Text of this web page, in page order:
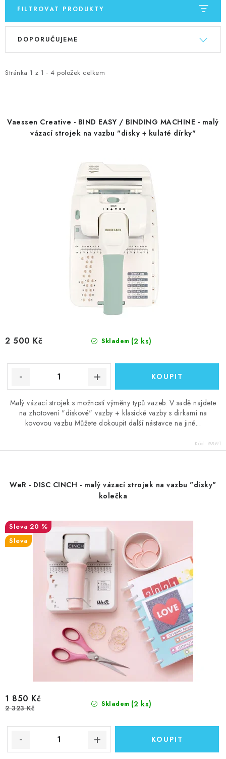
FILTROVAT PRODUKTY
V
i
r
Stránka 1 z 1 - 4 položek celkem
Ř
e
p
DOPORUČUJEME
Vaessen Creative - BIND EASY / BINDING MACHINE - malý
vázací strojek na vazbu "disky + kulaté dírky"
Skladem (2 ks)
2 500 Kč
Malý vázací strojek s možností výměny typů vazeb. V sadě najdete
na zhotovení "diskové" vazby + klasické vazby s dirkami na
kovovou vazbu Můžete dokoupit další nástavce na jiné...
Kód: 89891
WeR - DISC CINCH - malý vázací strojek na vazbu "disky"
kolečka
20 %
Sleva
Skladem (2 ks)
1 850 Kč
2 323 Kč